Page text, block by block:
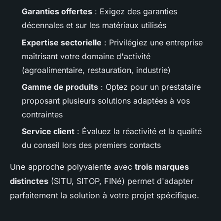
Garanties offertes : Exigez des garanties
décennales et sur les matériaux utilisés
Expertise sectorielle : Privilégiez une entreprise
maîtrisant votre domaine d'activité
(agroalimentaire, restauration, industrie)
Gamme de produits : Optez pour un prestataire
proposant plusieurs solutions adaptées à vos
contraintes
Service client : Évaluez la réactivité et la qualité
du conseil lors des premiers contacts
Une approche polyvalente avec trois marques
distinctes (SITU, SITOP, FINé) permet d'adapter
parfaitement la solution à votre projet spécifique.